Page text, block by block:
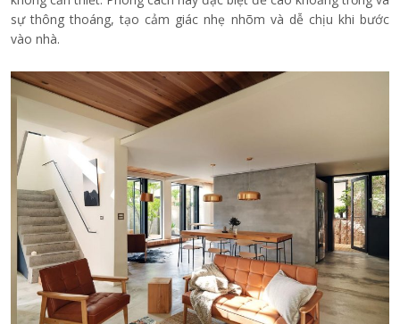
sự thông thoáng, tạo cảm giác nhẹ nhõm và dễ chịu khi bước
vào nhà.